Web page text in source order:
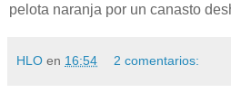
pelota naranja por un canasto
HLO en 16:54 2 comentarios: